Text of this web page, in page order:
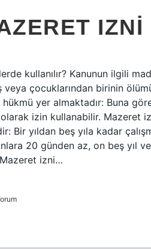
IZNI
kullanılır? Kanunun ilgili
veya çocuklarından birinin
yer almaktadır: Buna
izin kullanabilir. Mazeret
Bir yıldan beş yıla kadar
20 günden az, on beş yıl
izni…